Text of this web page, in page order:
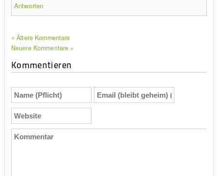
Antworten
« Ältere Kommentare
Neuere Kommentare »
Kommentieren
Name
(Pflicht)
Email
(bleibt
Website
Kommentar